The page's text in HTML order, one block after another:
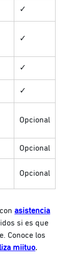
✓
✓
✓
✓
Opcional
Opcional
Opcional
asistencia
si es que
Conoce los
miituo.